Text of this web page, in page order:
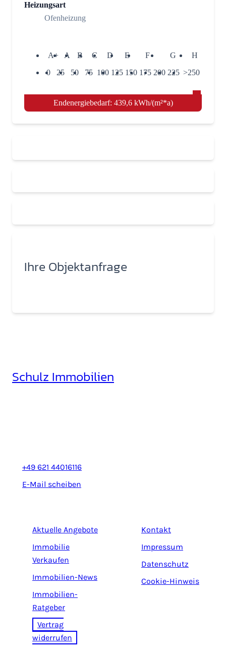
Heizungsart
Ofenheizung
A+ A B C D E F G
H
0
25 50 75 100 125 150 175 200 225 >250
Endenergiebedarf: 439,6 kWh/(m²*a)
Ihre Objektanfrage
Schulz Immobilien
+49 621 44016116
E-Mail scheiben
Aktuelle Angebote
Immobilie
Verkaufen
Immobilien-News
Immobilien-
Ratgeber
Vertrag
widerrufen
Kontakt
Impressum
Datenschutz
Cookie-Hinweis